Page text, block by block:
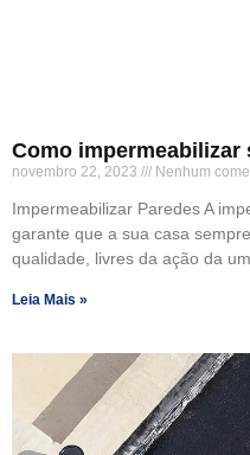
Como impermeabilizar
novembro 22, 2023 Nenhum
Impermeabilizar Paredes A
garante que a sua casa
qualidade, livres da ação da
Leia Mais »